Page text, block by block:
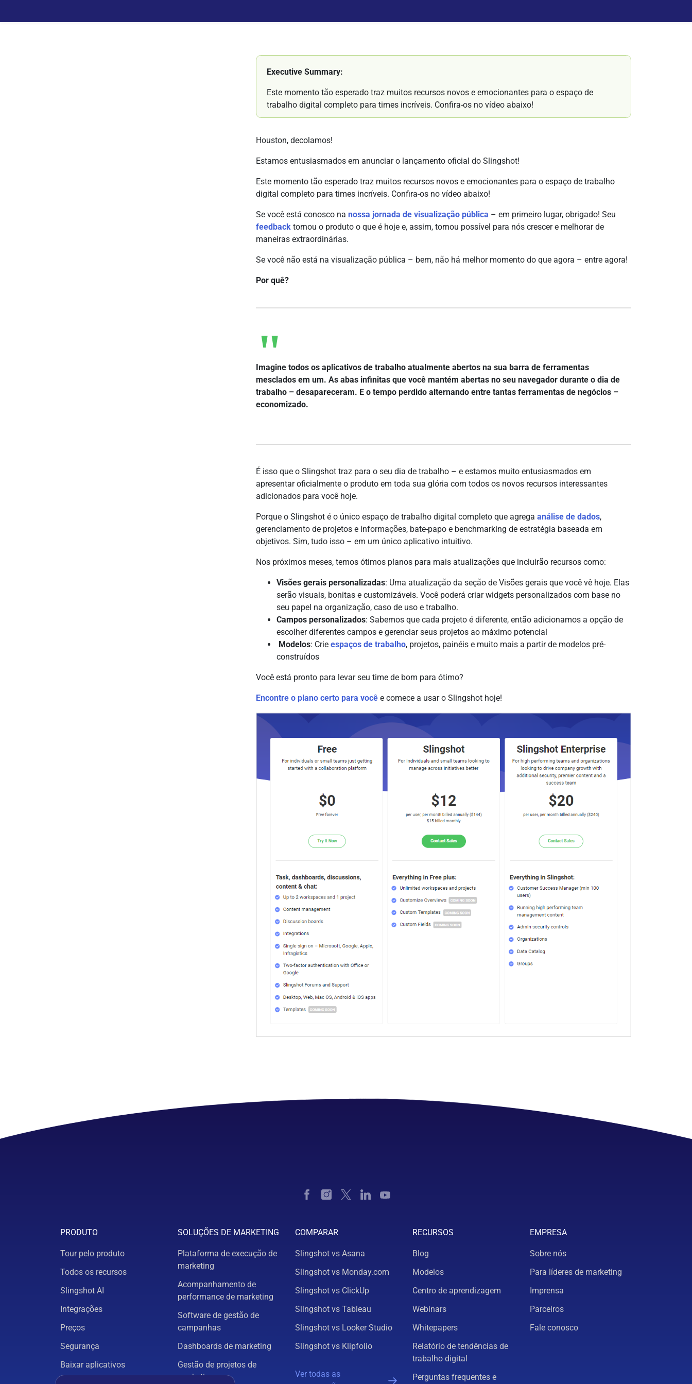
Executive Summary:
Este momento tão esperado traz muitos recursos novos e emocionantes para o espaço de
trabalho digital completo para times incríveis. Confira-os no vídeo abaixo!
Houston, decolamos!
Estamos entusiasmados em anunciar o lançamento oficial do Slingshot!
Este momento tão esperado traz muitos recursos novos e emocionantes para o espaço de trabalho
digital completo para times incríveis. Confira-os no vídeo abaixo!
Se você está conosco nanossa jornada de visualização pública – em primeiro lugar, obrigado! Seu
feedbacktornou o produto o que é hoje e, assim, tornou possível para nós crescer e melhorar de
maneiras extraordinárias.
Se você não está na visualização pública – bem, não há melhor momento do que agora – entre agora!
Por quê?
Imagine todos os aplicativos de trabalho atualmente abertos na sua barra de ferramentas
mesclados em um. As abas infinitas que você mantém abertas no seu navegador durante o dia de
trabalho – desapareceram. E o tempo perdido alternando entre tantas ferramentas de negócios –
economizado.
É isso que o Slingshot traz para o seu dia de trabalho – e estamos muito entusiasmados em
apresentar oficialmente o produto em toda sua glória com todos os novos recursos interessantes
adicionados para você hoje.
Porque o Slingshot é o único espaço de trabalho digital completo que agregaanálise de dados,
gerenciamento de projetos e informações, bate-papo e benchmarking de estratégia baseada em
objetivos. Sim, tudo isso – em um único aplicativo intuitivo.
Nos próximos meses, temos ótimos planos para mais atualizações que incluirão recursos como:
Visões gerais personalizadas: Uma atualização da seção de Visões gerais que você vê hoje. Elas
serão visuais, bonitas e customizáveis. Você poderá criar widgets personalizados com base no
seu papel na organização, caso de uso e trabalho.
Campos personalizados: Sabemos que cada projeto é diferente, então adicionamos a opção de
escolher diferentes campos e gerenciar seus projetos ao máximo potencial
Modelos: Crieespaços de trabalho, projetos, painéis e muito mais a partir de modelos pré-
construídos
Você está pronto para levar seu time de bom para ótimo?
Encontre o plano certo para você e comece a usar o Slingshot hoje!
PRODUTO
Tour pelo produto
Todos os recursos
Slingshot AI
Integrações
Preços
Segurança
Baixar aplicativos
SOLUÇÕES DE MARKETING
Plataforma de execução de
marketing
Acompanhamento de
performance de marketing
Software de gestão de
campanhas
Dashboards de marketing
Gestão de projetos de
marketing
COMPARAR
Slingshot vs Asana
Slingshot vs Monday.com
Slingshot vs ClickUp
Slingshot vs Tableau
Slingshot vs Looker Studio
Slingshot vs Klipfolio
Ver todas as
RECURSOS
Blog
Modelos
Centro de aprendizagem
Webinars
Whitepapers
Relatório de tendências de
trabalho digital
Perguntas frequentes e
EMPRESA
Sobre nós
Para líderes de marketing
Imprensa
Parceiros
Fale conosco